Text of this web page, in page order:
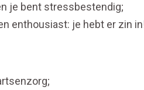
je bent stressbestendig;
enthousiast: je hebt er zin